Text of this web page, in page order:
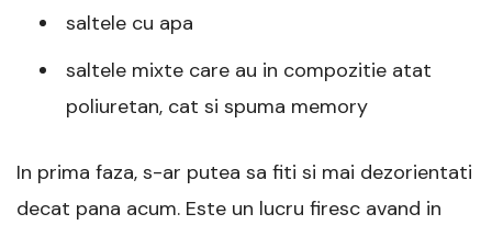
saltele cu apa
saltele mixte care au in compozitie atat
poliuretan, cat si spuma memory
In prima faza, s-ar putea sa fiti si mai dezorientati
decat pana acum. Este un lucru firesc avand in